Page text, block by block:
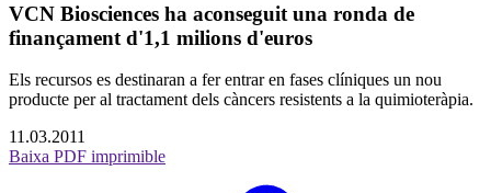
VCN Biosciences ha aconseguit una ronda de
finançament d'1,1 milions d'euros
Els recursos es destinaran a fer entrar en fases clíniques un nou
producte per al tractament dels càncers resistents a la quimioteràpia.
11.03.2011
Baixa PDF imprimible